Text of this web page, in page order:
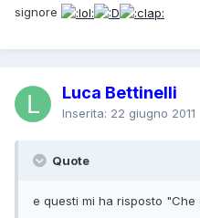
signore
Luca Bettinelli
Inserita: 22 giugno 2011
Quote
e questi mi ha risposto